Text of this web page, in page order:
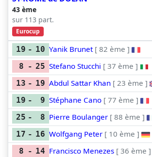
43 ème
sur 113 part.
Eurocup
19 - 10 Yanik Brunet [ 82 ème ]
8 - 25 Stefano Stucchi [ 37 ème ]
13 - 19 Abdul Sattar Khan [ 23 ème ]
19 - 9 Stéphane Cano [ 77 ème ]
25 - 8 Pierre Boulanger [ 88 ème ]
17 - 16 Wolfgang Peter [ 10 ème ]
8 - 14 Francisco Menezes [ 36 ème ]